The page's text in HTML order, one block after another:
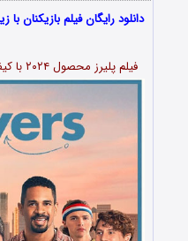
فیلم پلیرز محصول ۲۰۲۴ با کیفیت عالی 1080p & 720p & 480p